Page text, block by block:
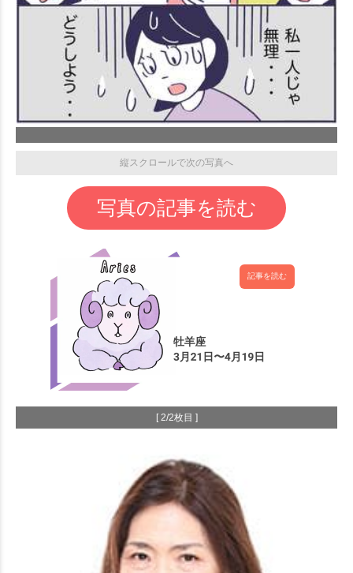
縦スクロールで次の写真へ
写真の記事を読む
記事を読む
[ 2/2枚目 ]